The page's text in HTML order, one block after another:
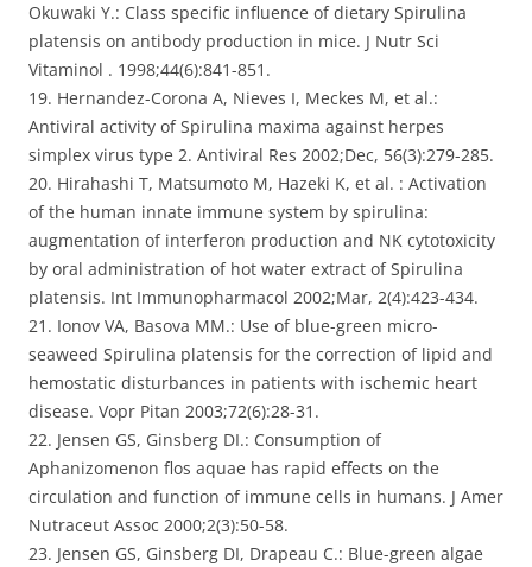
Okuwaki Y.: Class specific influence of dietary Spirulina
platensis on antibody production in mice. J Nutr Sci
Vitaminol . 1998;44(6):841-851.
19. Hernandez-Corona A, Nieves I, Meckes M, et al.:
Antiviral activity of Spirulina maxima against herpes
simplex virus type 2. Antiviral Res 2002;Dec, 56(3):279-285.
20. Hirahashi T, Matsumoto M, Hazeki K, et al. : Activation
of the human innate immune system by spirulina:
augmentation of interferon production and NK cytotoxicity
by oral administration of hot water extract of Spirulina
platensis. Int Immunopharmacol 2002;Mar, 2(4):423-434.
21. Ionov VA, Basova MM.: Use of blue-green micro-
seaweed Spirulina platensis for the correction of lipid and
hemostatic disturbances in patients with ischemic heart
disease. Vopr Pitan 2003;72(6):28-31.
22. Jensen GS, Ginsberg DI.: Consumption of
Aphanizomenon flos aquae has rapid effects on the
circulation and function of immune cells in humans. J Amer
Nutraceut Assoc 2000;2(3):50-58.
23. Jensen GS, Ginsberg DI, Drapeau C.: Blue-green algae